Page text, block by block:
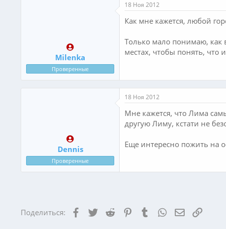
Milenka
Проверенные
18 Ноя 2012
Как мне кажется, любой
Только мало понимаю, как
местах, чтобы понять, что
Dennis
Проверенные
18 Ноя 2012
Мне кажется, что Лима
другую Лиму, кстати не
Еще интересно пожить на
Поделиться: Facebook
TwitterReddit PinterestTumblr WhatsAppСсылка